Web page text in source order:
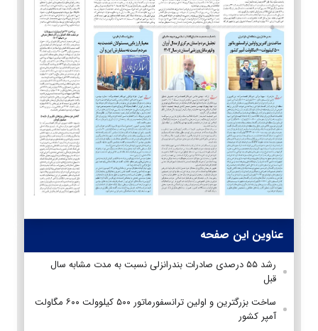
عناوین این صفحه
رشد ۵۵ درصدی صادرات بندرانزلی نسبت به مدت مشابه سال
قبل
ساخت بزرگترین و اولین ترانسفورماتور ۵۰۰ کیلوولت ۶۰۰ مگاولت
آمپر کشور